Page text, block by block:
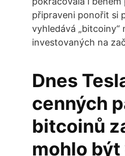
připraveni ponořit si
vyhledává
investovaných na
Dnes
cenných
bitcoinů
mohlo